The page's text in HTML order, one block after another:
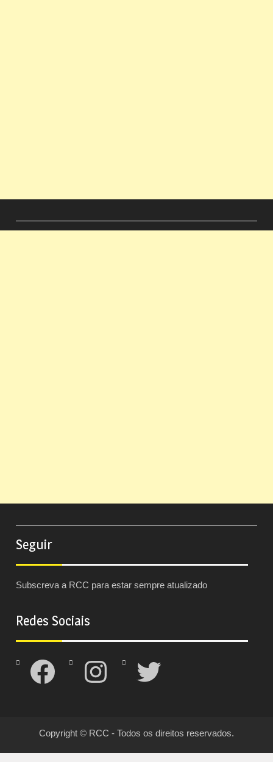
Seguir
Subscreva a RCC para estar sempre atualizado
Redes Sociais
Facebook Instagram Twitter
Copyright © RCC - Todos os direitos reservados.